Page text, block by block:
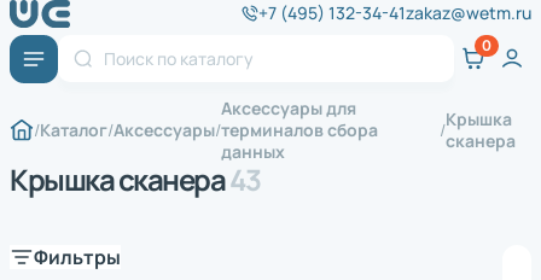
+7 (495) 132-34-41zakaz@wetm.ru
Каталог Аксессуары
Аксессуары для
терминалов сбора
данных
Крышка
сканера
Крышка сканера43
Фильтры